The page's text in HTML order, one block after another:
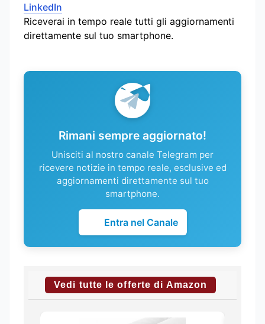
LinkedIn
Riceverai in tempo reale tutti gli aggiornamenti
direttamente sul tuo smartphone.
Rimani sempre aggiornato!
Unisciti al nostro canale Telegram per
ricevere notizie in tempo reale, esclusive ed
aggiornamenti direttamente sul tuo
smartphone.
Entra nel Canale